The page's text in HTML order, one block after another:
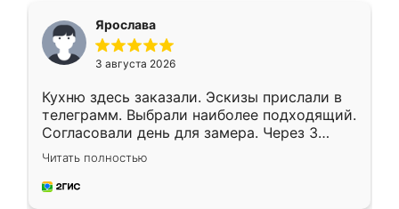
Ярослава
3 августа 2026
Кухню здесь заказали. Эскизы прислали в
телеграмм. Выбрали наиболее подходящий.
Согласовали день для замера. Через 3
недели кухня была уже готова. Остались
довольны работой. Спасибо Ренессанс
мебель за качественную работу!
Читать полностью